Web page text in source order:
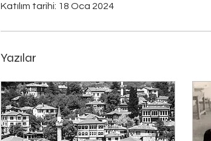
Katılım tarihi: 18 Oca 2024
Yazılar